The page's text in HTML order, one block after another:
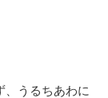
、うるちあわに